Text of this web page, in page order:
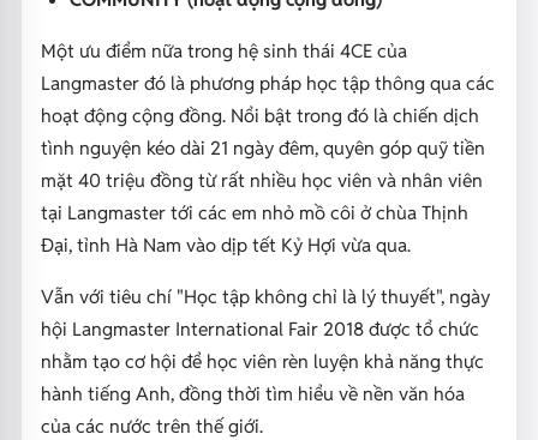
Một ưu điểm nữa trong hệ sinh thái 4CE của
Langmaster đó là phương pháp học tập thông qua các
hoạt động cộng đồng. Nổi bật trong đó là chiến dịch
tình nguyện kéo dài 21 ngày đêm, quyên góp quỹ tiền
mặt 40 triệu đồng từ rất nhiều học viên và nhân viên
tại Langmaster tới các em nhỏ mồ côi ở chùa Thịnh
Đại, tỉnh Hà Nam vào dịp tết Kỷ Hợi vừa qua.
Vẫn với tiêu chí "Học tập không chỉ là lý thuyết", ngày
hội Langmaster International Fair 2018 được tổ chức
nhằm tạo cơ hội để học viên rèn luyện khả năng thực
hành tiếng Anh, đồng thời tìm hiểu về nền văn hóa
của các nước trên thế giới.